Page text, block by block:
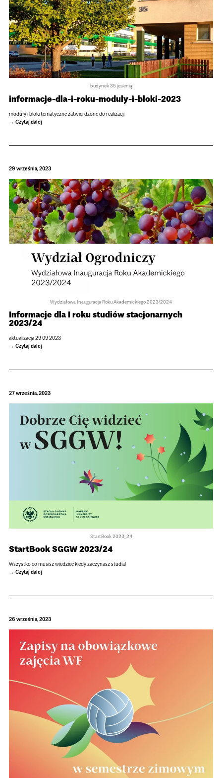
budynek 35 jesienią
informacje-dla-i-roku-moduly-i-bloki-2023
moduły i bloki tema­tyczne zatwier­dzone do reali­za­cji
Czytaj dalej
29 września, 2023
Wydzia­łowa Inau­gu­ra­cja Roku Aka­de­mic­kiego 2023/2024
Infor­ma­cje dla I roku stu­diów sta­cjo­nar­nych
2023/24
aktualizacja 29 09 2023
Czytaj dalej
27 września, 2023
StartBook 2023_24
Star­tBook SGGW 2023/24
Wszystko co musisz wie­dzieć kiedy zaczy­nasz stu­dia!
Czytaj dalej
26 września, 2023